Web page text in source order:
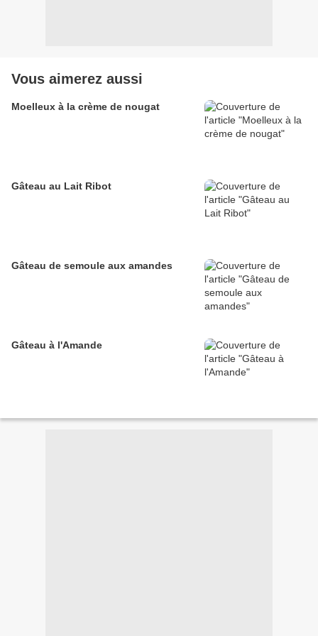
Vous aimerez aussi
Moelleux à la crème de nougat
Gâteau au Lait Ribot
Gâteau de semoule aux amandes
Gâteau à l'Amande